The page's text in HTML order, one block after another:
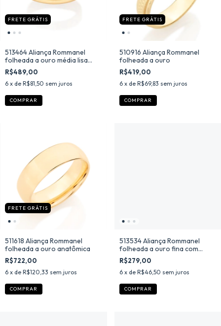
FRETE GRÁTIS
513464 Aliança Rommanel
folheada a ouro média lisa
com zircônia
R$489,00
6 x de R$81,50 sem juros
COMPRAR
FRETE GRÁTIS
510916 Aliança Rommanel
folheada a ouro
R$419,00
6 x de R$69,83 sem juros
COMPRAR
FRETE GRÁTIS
511618 Aliança Rommanel
folheada a ouro anatômica
R$722,00
6 x de R$120,33 sem juros
COMPRAR
513534 Aliança Rommanel
folheada a ouro fina com
frisos
R$279,00
6 x de R$46,50 sem juros
COMPRAR